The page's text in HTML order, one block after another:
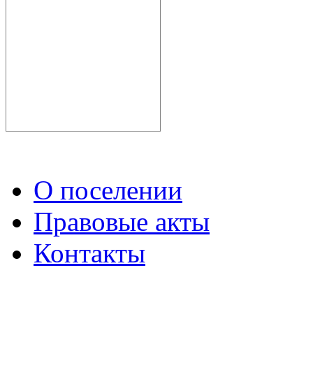
О поселении
Правовые акты
Контакты